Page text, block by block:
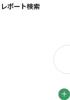
レポート検索